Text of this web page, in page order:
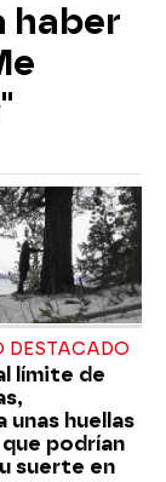
haber
DESTACADO
límite de
unas huellas
podrían
suerte en